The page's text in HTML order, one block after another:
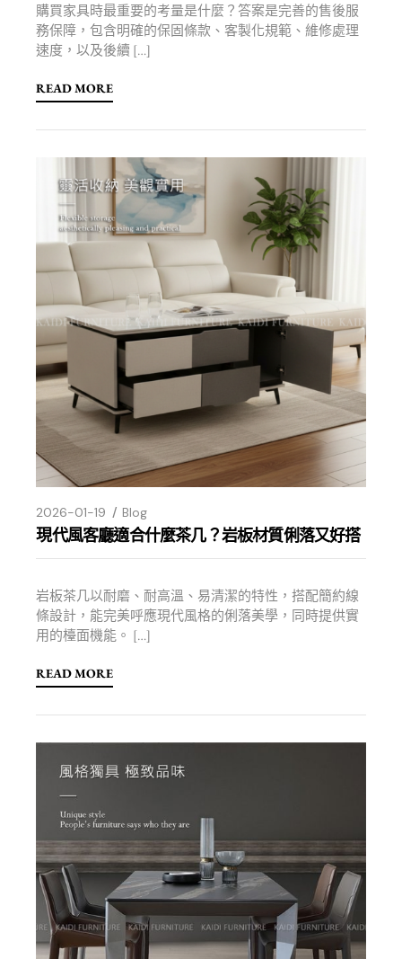
購買家具時最重要的考量是什麼？答案是完善的售後服
務保障，包含明確的保固條款、客製化規範、維修處理
速度，以及後續 […]
READ MORE
2026-01-19 Blog
現代風客廳適合什麼茶几？岩板材質俐落又好搭
岩板茶几以耐磨、耐高溫、易清潔的特性，搭配簡約線
條設計，能完美呼應現代風格的俐落美學，同時提供實
用的檯面機能。 […]
READ MORE